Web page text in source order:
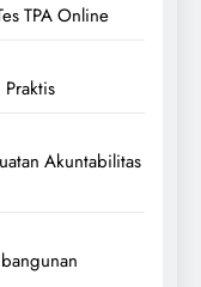
TPA Online
Praktis
Akuntabilitas